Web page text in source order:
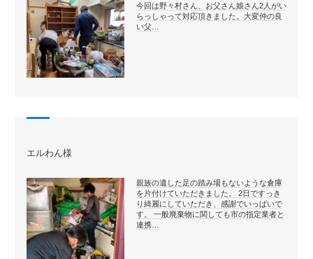
今回は野々村さん、お父さん娘さん2人がい
らっしゃって対応頂きました。大変仲の良
い父…
エルわん様
親族の遺した足の踏み場もないような倉庫
を片付けていただきました。 2日ですっき
り綺麗にしていただき、感謝でいっぱいで
す。 一般廃棄物に関しても市の指定業者と
連携…